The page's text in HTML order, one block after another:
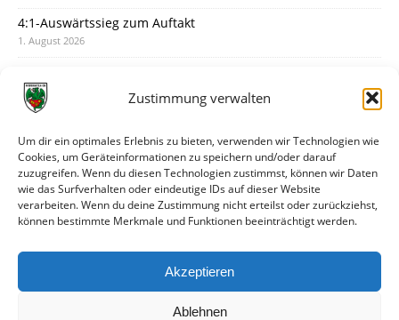
Zustimmung verwalten
Um dir ein optimales Erlebnis zu bieten, verwenden wir Technologien wie
Cookies, um Geräteinformationen zu speichern und/oder darauf
zuzugreifen. Wenn du diesen Technologien zustimmst, können wir Daten
wie das Surfverhalten oder eindeutige IDs auf dieser Website
verarbeiten. Wenn du deine Zustimmung nicht erteilst oder zurückziehst,
können bestimmte Merkmale und Funktionen beeinträchtigt werden.
Akzeptieren
Ablehnen
4:1-Auswärtssieg zum Auftakt
1. August 2026
31. Juli 2026
30. Juli 2026
Deine Spielminute: 89+1
28. Juli 2026
Neuer Rückensponsor
Neue Podcast-Folge: So tickt Björn!
27. Juli 2026